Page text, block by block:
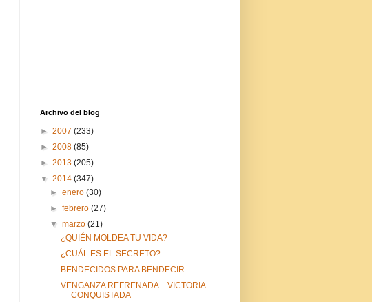
Archivo del blog
► 2007 (233)
► 2008 (85)
► 2013 (205)
▼ 2014 (347)
►enero(30)
►febrero(27)
▼marzo(21)
¿QUIÉN MOLDEA TU VIDA?
¿CUÁL ES EL SECRETO?
BENDECIDOS PARA BENDECIR
VENGANZA REFRENADA... VICTORIA
CONQUISTADA